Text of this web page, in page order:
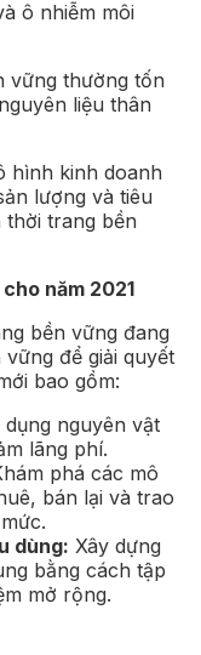
ô nhiễm môi
vững thường tốn
liệu thân
hình kinh doanh
lượng và tiêu
thời trang bền
năm 2021
bền vững đang
để giải quyết
bao gồm:
dụng nguyên vật
lãng phí.
phá các mô
bán lại và trao
dùng: Xây dựng
bằng cách tập
mở rộng.